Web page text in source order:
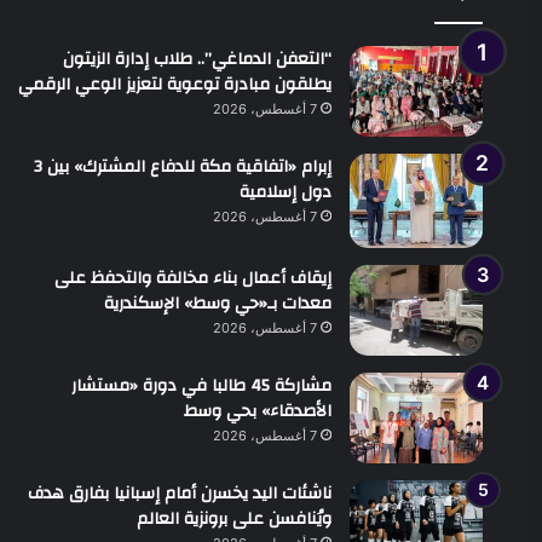
“التعفن الدماغي”.. طلاب إدارة الزيتون
يطلقون مبادرة توعوية لتعزيز الوعي الرقمي
7 أغسطس، 2026
إبرام «اتفاقية مكة للدفاع المشترك» بين 3
دول إسلامية
7 أغسطس، 2026
إيقاف أعمال بناء مخالفة والتحفظ على
معدات بـ«حي وسط» الإسكندرية
7 أغسطس، 2026
مشاركة 45 طالبا في دورة «مستشار
الأصدقاء» بحي وسط
7 أغسطس، 2026
ناشئات اليد يخسرن أمام إسبانيا بفارق هدف
ويُنافسن على برونزية العالم